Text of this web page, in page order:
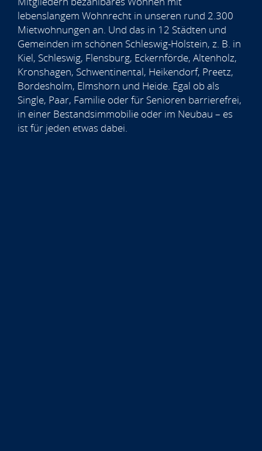
lebenslangem Wohnrecht in unseren rund 2.300
Mietwohnungen an. Und das in 12 Städten und
Gemeinden im schönen Schleswig-Holstein, z. B. in
Kiel, Schleswig, Flensburg, Eckernförde, Altenholz,
Kronshagen, Schwentinental, Heikendorf, Preetz,
Bordesholm, Elmshorn und Heide. Egal ob als
Single, Paar, Familie oder für Senioren barrierefrei,
in einer Bestandsimmobilie oder im Neubau – es
ist für jeden etwas dabei.